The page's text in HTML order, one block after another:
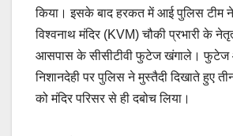
किया। इसके बाद हरकत में आई पुलिस टीम ने
विश्वनाथ मंदिर (KVM) चौकी प्रभारी के
आसपास के सीसीटीवी फुटेज खंगाले। फुटेज
निशानदेही पर पुलिस ने मुस्तैदी दिखाते हुए
को मंदिर परिसर से ही दबोच लिया।